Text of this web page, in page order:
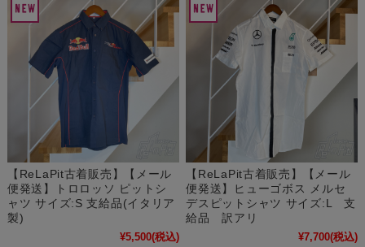
【ReLaPit古着販売】【メール
便発送】トロロッソ ピットシ
ャツ サイズ:S 支給品(イタリア
製)
¥5,500(税込)
【ReLaPit古着販売】【メール
便発送】ヒューゴボス メルセ
デスピットシャツ サイズ:L 支
給品 訳アリ
¥7,700(税込)